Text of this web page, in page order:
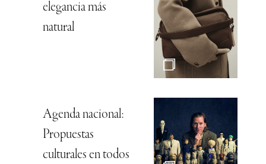
elegancia más
natural
Agenda nacional:
Propuestas
culturales en todos